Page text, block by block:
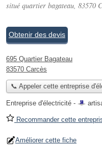
situé quartier bagateau, 83570
Obtenir des devis
695 Quartier Bagateau
83570 Carcès
📞 Appeler cette entreprise
Entreprise d'électricité -
Recommander cette
Améliorer cette fiche